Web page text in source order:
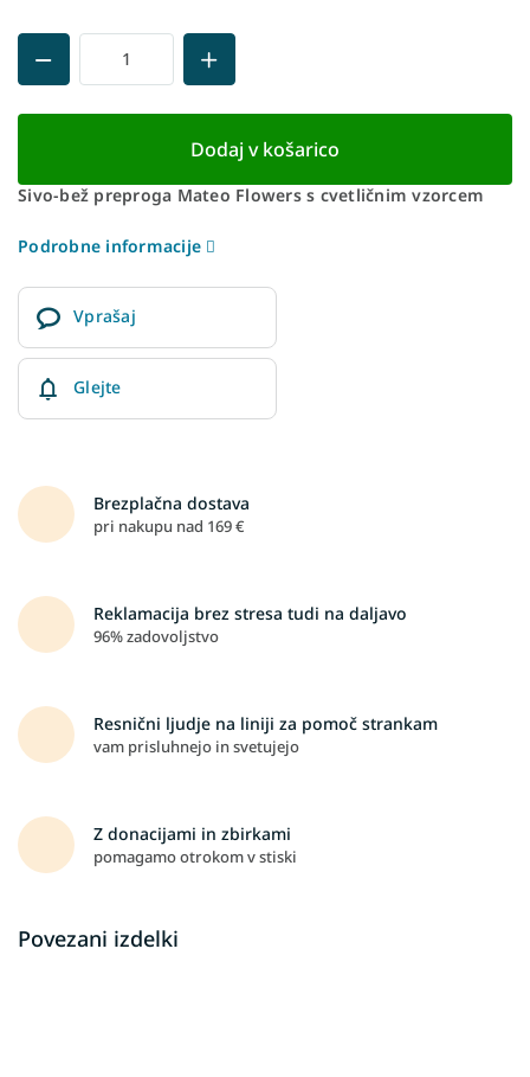
Dodaj v košarico
Sivo-bež preproga Mateo Flowers s cvetličnim vzorcem
Podrobne informacije
Vprašaj
Glejte
Brezplačna dostava
pri nakupu nad 169 €
Reklamacija brez stresa tudi na daljavo
96% zadovoljstvo
Resnični ljudje na liniji za pomoč strankam
vam prisluhnejo in svetujejo
Z donacijami in zbirkami
pomagamo otrokom v stiski
Povezani izdelki